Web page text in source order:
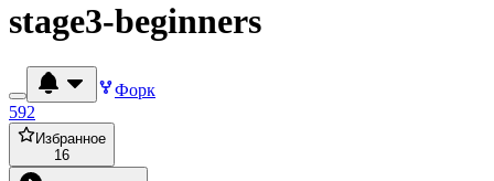
stage3-beginners
Форк
592
Избранное
16